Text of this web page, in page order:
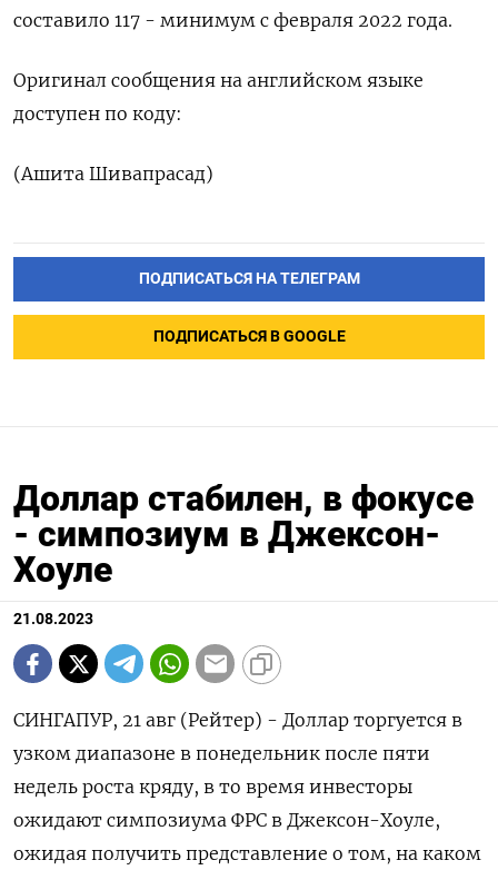
составило 117 - минимум с февраля 2022 года.
Оригинал сообщения на английском языке
доступен по коду:
(Ашита Шивапрасад)
ПОДПИСАТЬСЯ НА ТЕЛЕГРАМ
ПОДПИСАТЬСЯ В GOOGLE
Доллар стабилен, в фокусе
- симпозиум в Джексон-
Хоуле
21.08.2023
СИНГАПУР, 21 авг (Рейтер) - Доллар торгуется в
узком диапазоне в понедельник после пяти
недель роста кряду, в то время инвесторы
ожидают симпозиума ФРС в Джексон-Хоуле,
ожидая получить представление о том, на каком